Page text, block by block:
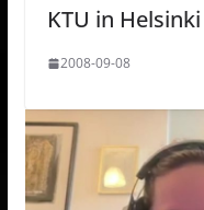
KTU in Helsinki
2008-09-08